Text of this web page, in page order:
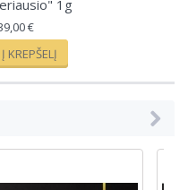
1g
€
Į KREPŠELĮ